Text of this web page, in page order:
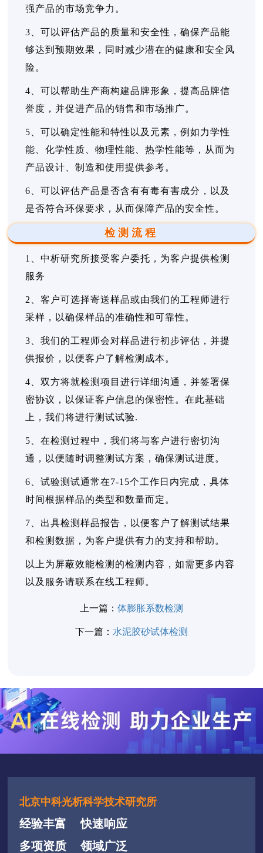
强产品的市场竞争力。
3、可以评估产品的质量和安全性，确保产品能
够达到预期效果，同时减少潜在的健康和安全风
险。
4、可以帮助生产商构建品牌形象，提高品牌信
誉度，并促进产品的销售和市场推广。
5、可以确定性能和特性以及元素，例如力学性
能、化学性质、物理性能、热学性能等，从而为
产品设计、制造和使用提供参考。
6、可以评估产品是否含有有毒有害成分，以及
是否符合环保要求，从而保障产品的安全性。
检测流程
1、中析研究所接受客户委托，为客户提供检测
服务
2、客户可选择寄送样品或由我们的工程师进行
采样，以确保样品的准确性和可靠性。
3、我们的工程师会对样品进行初步评估，并提
供报价，以便客户了解检测成本。
4、双方将就检测项目进行详细沟通，并签署保
密协议，以保证客户信息的保密性。在此基础
上，我们将进行测试试验.
5、在检测过程中，我们将与客户进行密切沟
通，以便随时调整测试方案，确保测试进度。
6、试验测试通常在7-15个工作日内完成，具体
时间根据样品的类型和数量而定。
7、出具检测样品报告，以便客户了解测试结果
和检测数据，为客户提供有力的支持和帮助。
以上为屏蔽效能检测的检测内容，如需更多内容
以及服务请联系在线工程师。
上一篇： 体膨胀系数检测
下一篇： 水泥胶砂试体检测
北京中科光析科学技术研究所
经验丰富
快速响应
多项资质
领域广泛